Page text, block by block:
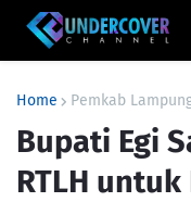
Home Pemkab
Bupati Egi
RTLH